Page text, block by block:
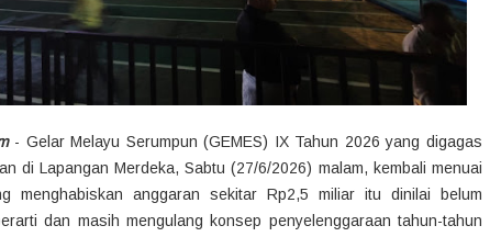
- Gelar Melayu Serumpun (GEMES) IX Tahun 2026 yang digagas
di Lapangan Merdeka, Sabtu (27/6/2026) malam, kembali menuai
menghabiskan anggaran sekitar Rp2,5 miliar itu dinilai belum
dan masih mengulang konsep penyelenggaraan tahun-tahun